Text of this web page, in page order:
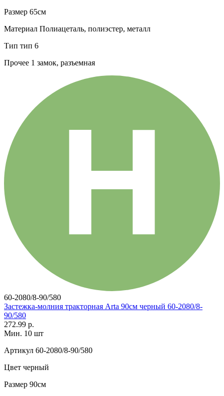
Размер 65см
Материал Полиацеталь, полиэстер, металл
Тип тип 6
Прочее 1 замок, разъемная
60-2080/8-90/580
Застежка-молния тракторная Arta 90см черный 60-2080/8-
90/580
272.99 р.
Мин. 10 шт
Артикул 60-2080/8-90/580
Цвет черный
Размер 90см